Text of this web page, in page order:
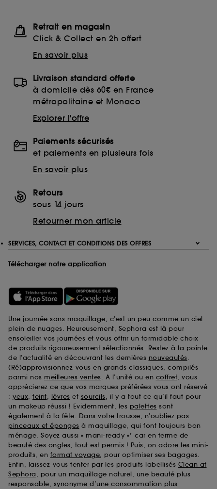
Retrait en magasin
Click & Collect en 2h offert
En savoir plus
Livraison standard offerte
à domicile dès 60€ en France
métropolitaine et Monaco
Explorer l'offre
Paiements sécurisés
et paiements en plusieurs fois
En savoir plus
Retours
sous 14 jours
Retourner mon article
SERVICES, CONTACT ET CONDITIONS DES OFFRES
Télécharger notre application
Une journée sans maquillage, c’est un peu comme un ciel
plein de nuages. Heureusement, Sephora est là pour
ensoleiller vos journées et vous offrir un formidable choix
de produits rigoureusement sélectionnés. Restez à la pointe
de l’actualité en découvrant les dernières nouveautés.
(Ré)approvisionnez-vous en grands classiques, compilés
parmi nos meilleures ventes. A l’unité ou en coffret, vous
apprécierez ce que vos marques préférées vous ont réservé
: yeux, teint, lèvres et sourcils, il y a tout ce qu’il faut pour
un makeup réussi ! Evidemment, les palettes sont
également à la fête. Dans votre trousse, n’oubliez pas
pinceaux et éponges à maquillage, qui font toujours bon
ménage. Soyez aussi « mani-ready »* car en terme de
beauté des ongles, tout est permis ! Puis, on adore les mini-
produits, en format voyage, pour optimiser ses bagages.
Enfin, laissez-vous tenter par les produits labellisés Clean at
Sephora, pour un maquillage naturel, une beauté plus
responsable, synonyme d’une consommation plus